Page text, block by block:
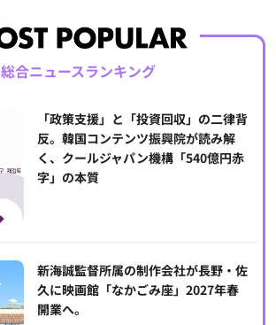
総合ニュースランキング
「政策支援」と「投資回収」の二律背
反。韓国コンテンツ振興院が読み解
く、クールジャパン機構「540億円赤
字」の本質
新海誠監督所属の制作会社が長野・佐
久に映画館「なかごみ座」2027年春
開業へ。